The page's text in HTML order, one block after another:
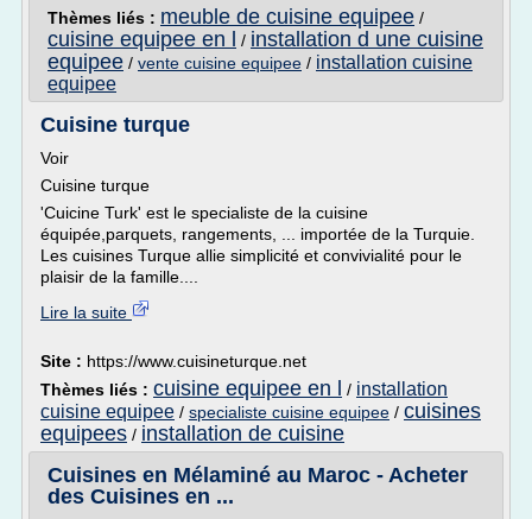
Thèmes liés : meuble de cuisine equipee /
cuisine equipee en l / installation d une cuisine
equipee / vente cuisine equipee / installation cuisine
equipee
Cuisine turque
Voir
Cuisine turque
'Cuicine Turk' est le specialiste de la cuisine
équipée,parquets, rangements, ... importée de la Turquie.
Les cuisines Turque allie simplicité et convivialité pour le
plaisir de la famille....
Lire la suite
Site : https://www.cuisineturque.net
Thèmes liés : cuisine equipee en l / installation
cuisine equipee / specialiste cuisine equipee / cuisines
equipees / installation de cuisine
Cuisines en Mélaminé au Maroc - Acheter
des Cuisines en ...